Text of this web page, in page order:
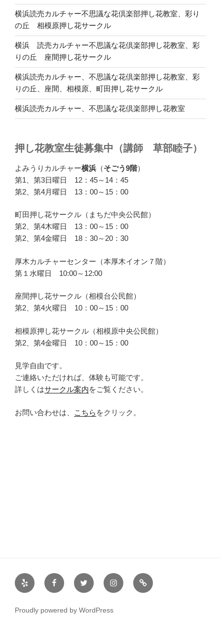
横浜読売カルチャー不思議な花倶楽部押し花教室、彩り
の丘 相模原押し花サークル
横浜 読売カルチャー不思議な花倶楽部押し花教室、彩
りの丘 座間押し花サークル
横浜読売カルチャー、不思議な花倶楽部押し花教室、彩
りの丘、座間、相模原、町田押し花サークル
横浜読売カルチャー、不思議な花倶楽部押し花教室
押し花教室生徒募集中（講師 草部睦子）
よみうりカルチャー横浜 （そごう9階）
第1、第3日曜日 12：45～14：45
第2、第4月曜日 13：00～15：00
町田押し花サークル（まちだ中央公民館）
第2、第4木曜日 13：00～15：00
第2、第4金曜日 18：30～20：30
厚木カルチャーセンター（本厚木イオン７階）
第１水曜日 10:00～12:00
座間押し花サークル（相模台公民館）
第2、第4火曜日 10：00～15：00
相模原押し花サークル（相模原中央公民館）
第2、第4金曜日 10：00～15：00
見学自由です。
ご連絡いただければ、体験も可能です。
詳しくはサークル案内をご覧ください。
お問い合わせは、 こちら をクリック。
Yelp FacebookTwitter Instagram
サ
ー
Proudly powered by WordPress